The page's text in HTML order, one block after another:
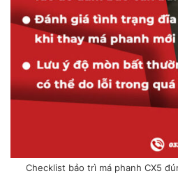
Checklist bảo trì má phanh CX5